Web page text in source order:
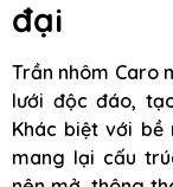
đại
Trần nhôm Caro
lưới độc đáo,
Khác biệt với bề
mang lại cấu